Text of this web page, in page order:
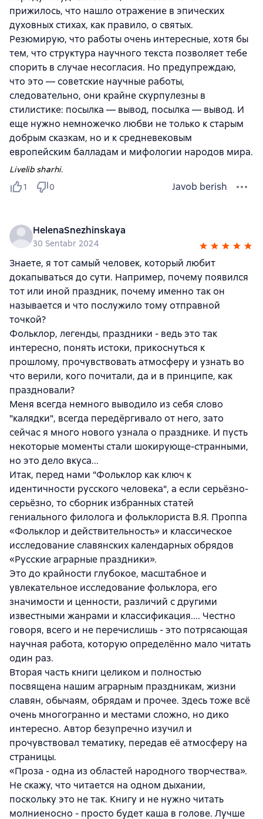
прижилось, что нашло отражение в эпических
духовных стихах, как правило, о святых.
Резюмирую, что работы очень интересные, хотя бы
тем, что структура научного текста позволяет тебе
спорить в случае несогласия. Но предупреждаю,
что это — советские научные работы,
следовательно, они крайне скурпулезны в
стилистике: посылка — вывод, посылка — вывод. И
еще нужно немножечко любви не только к старым
добрым сказкам, но и к средневековым
европейским балладам и мифологии народов мира.
Livelib sharhi.
1
0 Javob berish
HelenaSnezhinskaya
30 Sentabr 2024
Знаете, я тот самый человек, который любит
докапываться до сути. Например, почему появился
тот или иной праздник, почему именно так он
называется и что послужило тому отправной
точкой?
Фольклор, легенды, праздники - ведь это так
интересно, понять истоки, прикоснуться к
прошлому, прочувствовать атмосферу и узнать во
что верили, кого почитали, да и в принципе, как
праздновали?
Меня всегда немного выводило из себя слово
"калядки", всегда передёргивало от него, зато
сейчас я много нового узнала о празднике. И пусть
некоторые моменты стали шокирующе-странными,
но это дело вкуса...
Итак, перед нами "Фольклор как ключ к
идентичности русского человека", а если серьёзно-
серьёзно, то сборник избранных статей
гениального филолога и фольклориста В.Я. Проппа
«Фольклор и действительность» и классическое
исследование славянских календарных обрядов
«Русские аграрные праздники».
Это до крайности глубокое, масштабное и
увлекательное исследование фольклора, его
значимости и ценности, различий с другими
известными жанрами и классификация.... Честно
говоря, всего и не перечислишь - это потрясающая
научная работа, которую определённо мало читать
один раз.
Вторая часть книги целиком и полностью
посвящена нашим аграрным праздникам, жизни
славян, обычаям, обрядам и прочее. Здесь тоже всё
очень многогранно и местами сложно, но дико
интересно. Автор безупречно изучил и
прочувствовал тематику, передав её атмосферу на
страницы.
«Проза - одна из областей народного творчества».
Не скажу, что читается на одном дыхании,
поскольку это не так. Книгу и не нужно читать
молниеносно - просто будет каша в голове. Лучше